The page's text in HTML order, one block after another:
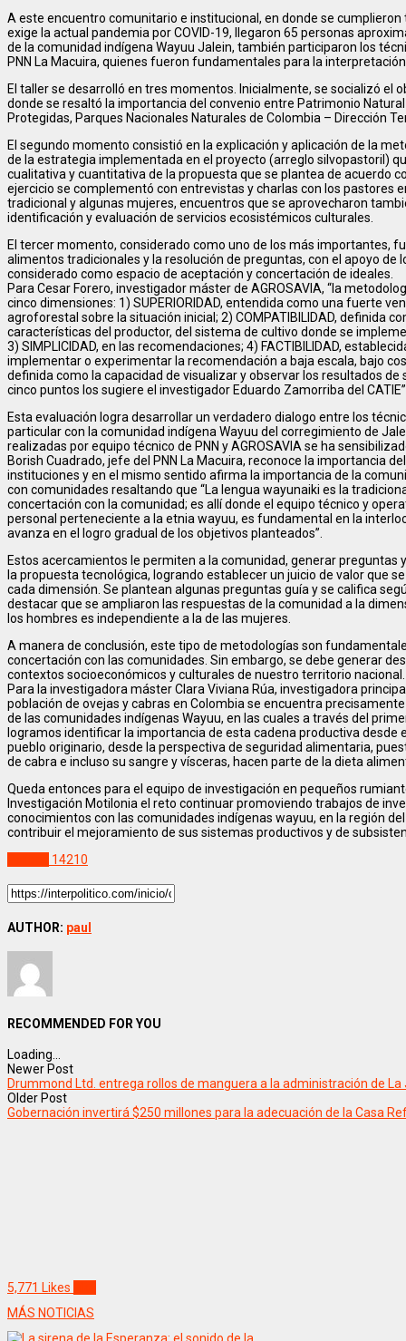
A este encuentro comunitario e institucional, en donde se
exige la actual pandemia por COVID-19, llegaron 65 personas
de la comunidad indígena Wayuu Jalein, también participaron los
PNN La Macuira, quienes fueron fundamentales para la
El taller se desarrolló en tres momentos. Inicialmente, se socializó el
donde se resaltó la importancia del convenio entre Patrimonio
Protegidas, Parques Nacionales Naturales de Colombia – Dirección
El segundo momento consistió en la explicación y aplicación de la
de la estrategia implementada en el proyecto (arreglo silvopastoril)
cualitativa y cuantitativa de la propuesta que se plantea de acuerdo
ejercicio se complementó con entrevistas y charlas con los pastores
tradicional y algunas mujeres, encuentros que se aprovecharon
identificación y evaluación de servicios ecosistémicos culturales.
El tercer momento, considerado como uno de los más importantes,
alimentos tradicionales y la resolución de preguntas, con el apoyo
considerado como espacio de aceptación y concertación de ideales.
Para Cesar Forero, investigador máster de AGROSAVIA, “la
cinco dimensiones: 1) SUPERIORIDAD, entendida como una fuerte
agroforestal sobre la situación inicial; 2) COMPATIBILIDAD, definida
características del productor, del sistema de cultivo donde se
3) SIMPLICIDAD, en las recomendaciones; 4) FACTIBILIDAD,
implementar o experimentar la recomendación a baja escala, bajo
definida como la capacidad de visualizar y observar los resultados
cinco puntos los sugiere el investigador Eduardo Zamorriba del
Esta evaluación logra desarrollar un verdadero dialogo entre los
particular con la comunidad indígena Wayuu del corregimiento de
realizadas por equipo técnico de PNN y AGROSAVIA se ha
Borish Cuadrado, jefe del PNN La Macuira, reconoce la importancia
instituciones y en el mismo sentido afirma la importancia de la
con comunidades resaltando que “La lengua wayunaiki es la
concertación con la comunidad; es allí donde el equipo técnico y
personal perteneciente a la etnia wayuu, es fundamental en la
avanza en el logro gradual de los objetivos planteados”.
Estos acercamientos le permiten a la comunidad, generar
la propuesta tecnológica, logrando establecer un juicio de valor que
cada dimensión. Se plantean algunas preguntas guía y se califica
destacar que se ampliaron las respuestas de la comunidad a la
los hombres es independiente a la de las mujeres.
A manera de conclusión, este tipo de metodologías son
concertación con las comunidades. Sin embargo, se debe generar
contextos socioeconómicos y culturales de nuestro territorio nacional.
Para la investigadora máster Clara Viviana Rúa, investigadora
población de ovejas y cabras en Colombia se encuentra
de las comunidades indígenas Wayuu, en las cuales a través del
logramos identificar la importancia de esta cadena productiva desde
pueblo originario, desde la perspectiva de seguridad alimentaria,
de cabra e incluso su sangre y vísceras, hacen parte de la dieta
Queda entonces para el equipo de investigación en pequeños
Investigación Motilonia el reto continuar promoviendo trabajos de
conocimientos con las comunidades indígenas wayuu, en la región
contribuir el mejoramiento de sus sistemas productivos y de
14210
AUTHOR: paul
RECOMMENDED FOR YOU
Loading...
Newer Post
Drummond Ltd. entrega rollos de manguera a la administración de La
Older Post
Gobernación invertirá $250 millones para la adecuación de la Casa
5,771 Likes
MÁS NOTICIAS